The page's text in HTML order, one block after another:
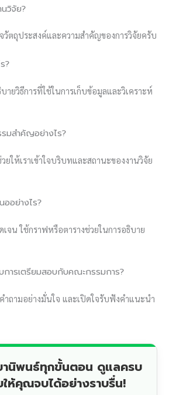
นวิจัย?
วัตถุประสงค์และความสำคัญของการวิจัยครับ
?
ายวิธีการที่ใช้ในการเก็บข้อมูลและวิเคราะห์
มสำคัญอย่างไร?
ให้เราเข้าใจบริบทและสถานะของงานวิจัย
ออย่างไร?
จน ใช้กราฟหรือตารางช่วยในการอธิบาย
บการเตรียมสอบกับคณะกรรมการ?
ถามอย่างมั่นใจ และเปิดใจรับฟังคำแนะนำ
านิพนธ์ทุกขั้นตอน ดูแลครบ
ห้คุณจบได้อย่างราบรื่น!